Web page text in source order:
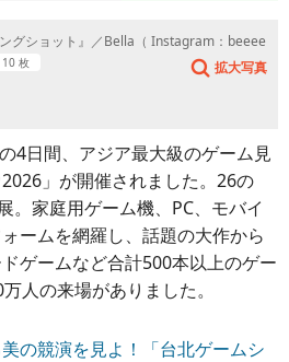
グショット』／Bella（ Instagram：beeee
10 枚 拡大写真
4日間、アジア最大級のゲーム見
」が開催されました。26の
。家庭用ゲーム機、PC、モバイ
ームを網羅し、話題の大作から
ゲームなど合計500本以上のゲー
人の来場がありました。
の競演を見よ！「台北ゲームシ